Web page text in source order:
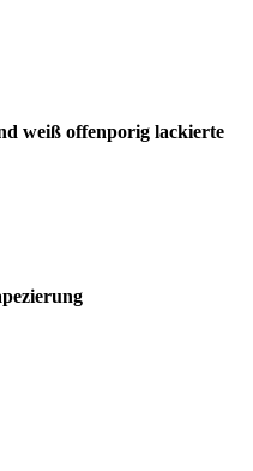
weiß offenporig lackierte